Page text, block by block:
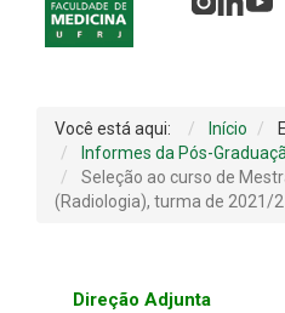
Você está aqui: Início
Informes da Pós-
Seleção ao curso de
(Radiologia), turma de 2021/2
Direção Adjunta